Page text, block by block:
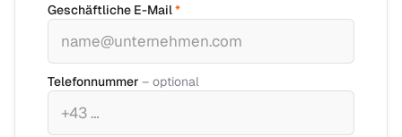
Geschäftliche E-Mail*
Telefonnummer – optional